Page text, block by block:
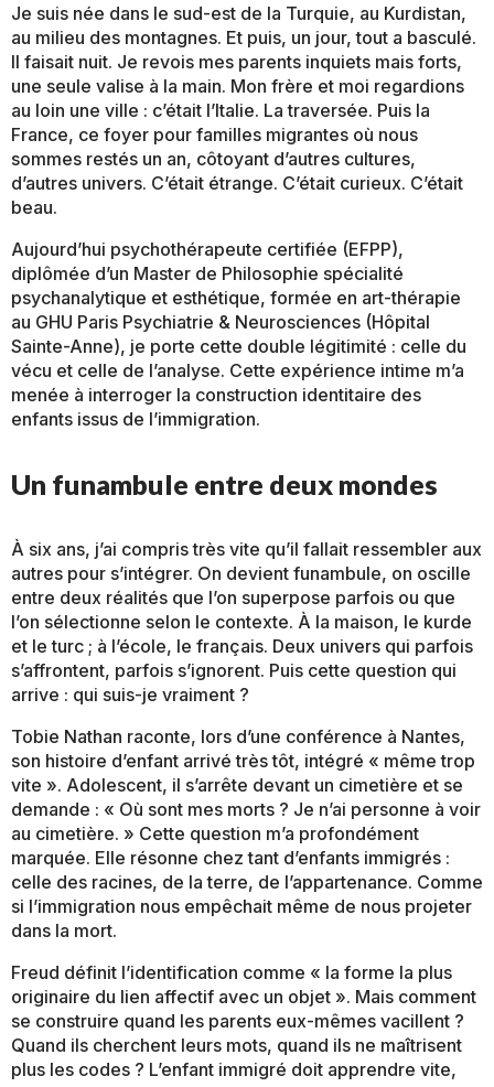
Je suis née dans le sud-est de la Turquie, au Kurdistan,
au milieu des montagnes. Et puis, un jour, tout a basculé.
Il faisait nuit. Je revois mes parents inquiets mais forts,
une seule valise à la main. Mon frère et moi regardions
au loin une ville : c’était l’Italie. La traversée. Puis la
France, ce foyer pour familles migrantes où nous
sommes restés un an, côtoyant d’autres cultures,
d’autres univers. C’était étrange. C’était curieux. C’était
beau.
Aujourd’hui psychothérapeute certifiée (EFPP),
diplômée d’un Master de Philosophie spécialité
psychanalytique et esthétique, formée en art-thérapie
au GHU Paris Psychiatrie & Neurosciences (Hôpital
Sainte-Anne), je porte cette double légitimité : celle du
vécu et celle de l’analyse. Cette expérience intime m’a
menée à interroger la construction identitaire des
enfants issus de l’immigration.
Un funambule entre deux mondes
À six ans, j’ai compris très vite qu’il fallait ressembler aux
autres pour s’intégrer. On devient funambule, on oscille
entre deux réalités que l’on superpose parfois ou que
l’on sélectionne selon le contexte. À la maison, le kurde
et le turc ; à l’école, le français. Deux univers qui parfois
s’affrontent, parfois s’ignorent. Puis cette question qui
arrive : qui suis-je vraiment ?
Tobie Nathan raconte, lors d’une conférence à Nantes,
son histoire d’enfant arrivé très tôt, intégré « même trop
vite ». Adolescent, il s’arrête devant un cimetière et se
demande : « Où sont mes morts ? Je n’ai personne à voir
au cimetière. » Cette question m’a profondément
marquée. Elle résonne chez tant d’enfants immigrés :
celle des racines, de la terre, de l’appartenance. Comme
si l’immigration nous empêchait même de nous projeter
dans la mort.
Freud définit l’identification comme « la forme la plus
originaire du lien affectif avec un objet ». Mais comment
se construire quand les parents eux-mêmes vacillent ?
Quand ils cherchent leurs mots, quand ils ne maîtrisent
plus les codes ? L’enfant immigré doit apprendre vite,